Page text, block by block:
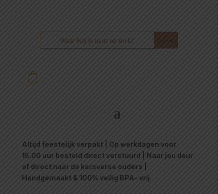
Altijd feestelijk verpakt | Op werkdagen voor
15.00 uur besteld direct verstuurd | Naar jou deur
of direct naar de kersverse ouders |
Handgemaakt & 100% veilig BPA- vrij